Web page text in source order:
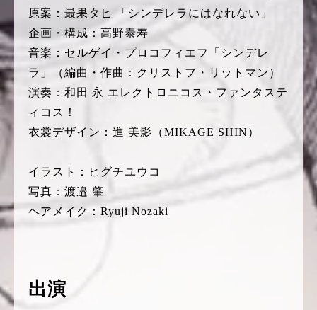
原案：最果タヒ 「シンデレラにはなれない」
企画・構成：高野泰寿
音楽：セルゲイ・プロコフィエフ「シンデレ
ラ」（編曲・作曲：クリストフ・リットマン）
演奏：和田 永 エレクトロニコス・ファンタステ
ィコス！
衣裳デザイン：進 美影（MIKAGE SHIN）
イラスト：ヒグチユウコ
写真：渡邉 肇
ヘアメイク：Ryuji Nozaki
出演